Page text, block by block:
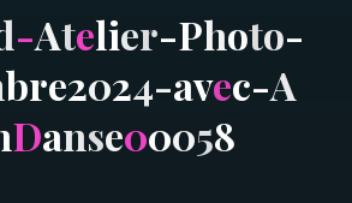
-Atelier-Photo-
bre2024-avec-A
Danse00058